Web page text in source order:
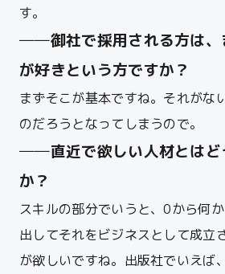
す。
──御社で採用される方は、
が好きという方ですか？
まずそこが基本ですね。それがな
のだろうとなってしまうので。
──直近で欲しい人材とはど
か？
スキルの部分でいうと、0から何
出してそれをビジネスとして成立
が欲しいですね。出版社でいえば